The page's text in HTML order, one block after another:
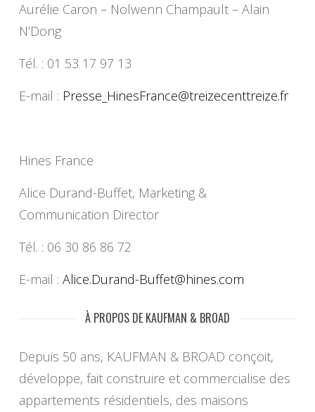
Aurélie Caron – Nolwenn Champault – Alain
N’Dong
Tél. : 01 53 17 97 13
E-mail : Presse_HinesFrance@treizecenttreize.fr
Hines France
Alice Durand-Buffet, Marketing &
Communication Director
Tél. : 06 30 86 86 72
E-mail : Alice.Durand-Buffet@hines.com
À PROPOS DE KAUFMAN & BROAD
Depuis 50 ans, KAUFMAN & BROAD conçoit,
développe, fait construire et commercialise des
appartements résidentiels, des maisons